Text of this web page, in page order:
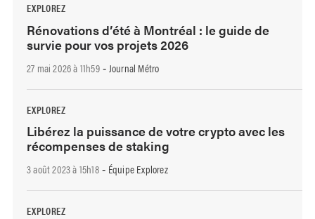
EXPLOREZ
Rénovations d’été à Montréal : le guide de
survie pour vos projets 2026
27 mai 2026 à 11h59- Journal Métro
EXPLOREZ
Libérez la puissance de votre crypto avec les
récompenses de staking
3 août 2023 à 15h18- Équipe Explorez
EXPLOREZ